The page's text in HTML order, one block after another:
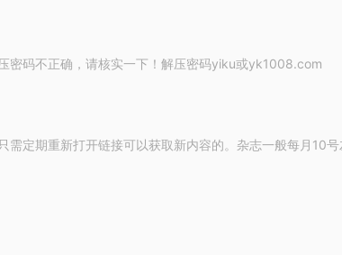
密码不正确，请核实一下！解压密码yiku或yk1008.com
定期重新打开链接可以获取新内容的。杂志一般每月10号